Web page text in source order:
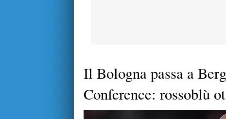
Il Bologna passa a
Conference: rossoblù